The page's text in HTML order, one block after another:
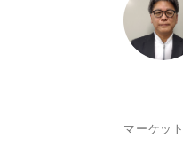
マーケッ